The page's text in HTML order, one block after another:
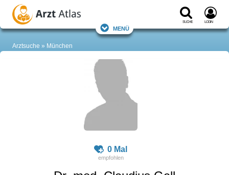
Suche Login
Menü
Arztsuche München
0 Mal